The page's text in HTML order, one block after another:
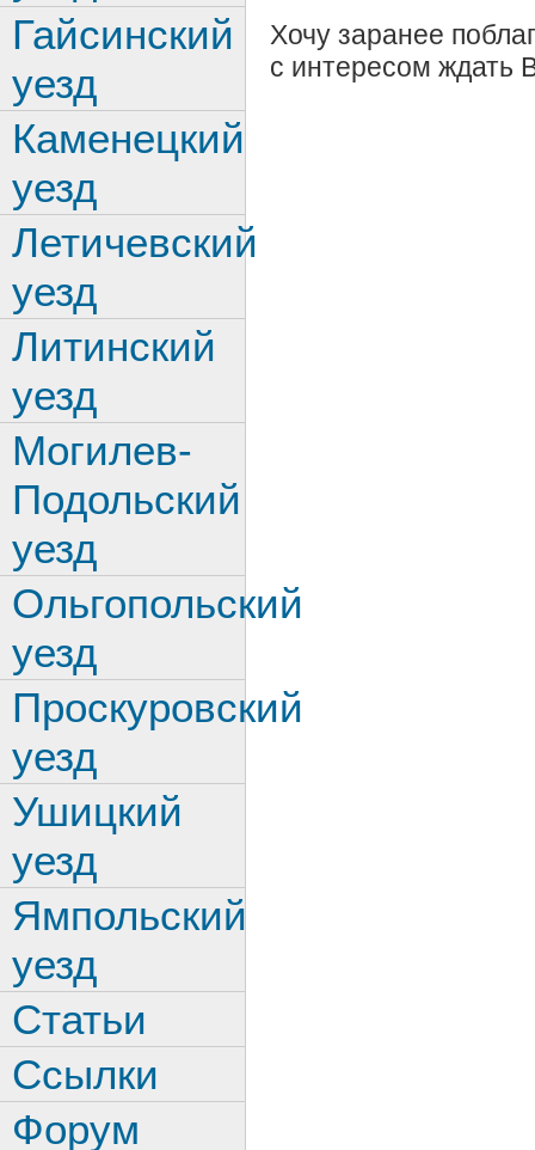
Хочу заранее
с интересом ждать
Гайсинский
уезд
Каменецкий
уезд
Летичевский
уезд
Литинский
уезд
Могилев-
Подольский
уезд
Ольгопольский
уезд
Проскуровский
уезд
Ушицкий
уезд
Ямпольский
уезд
Статьи
Ссылки
Форум